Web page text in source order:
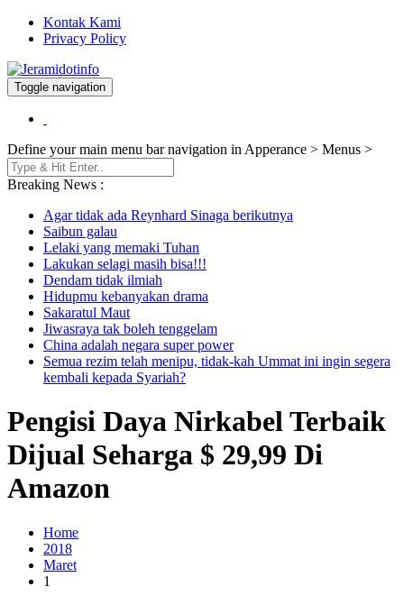
Kontak Kami
Privacy Policy
Jeramidotinfo
Berita dan Informasi Terkini
Toggle navigation
Define your main menu bar navigation in Apperance > Menus >
Breaking News :
Agar tidak ada Reynhard Sinaga berikutnya
Saibun galau
Lelaki yang memaki Tuhan
Lakukan selagi masih bisa!!!
Dendam tidak ilmiah
Hidupmu kebanyakan drama
Sakaratul Maut
Jiwasraya tak boleh tenggelam
China adalah negara super power
Semua rezim telah menipu, tidak-kah Ummat ini ingin segera
kembali kepada Syariah?
Pengisi Daya Nirkabel Terbaik
Dijual Seharga $ 29,99 Di
Amazon
Home
2018
Maret
1